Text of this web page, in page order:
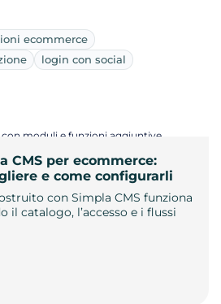
ecommerce
login con social
CMS per ecommerce:
e come configurarli
con Simpla CMS funziona
il catalogo, l’accesso e i flussi